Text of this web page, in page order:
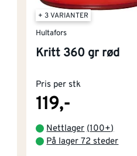
+ 3 VARIANTER
Hultafors
Kritt 360 gr rød
Pris per stk
119,-
Nettlager (100+)
På lager 72 steder